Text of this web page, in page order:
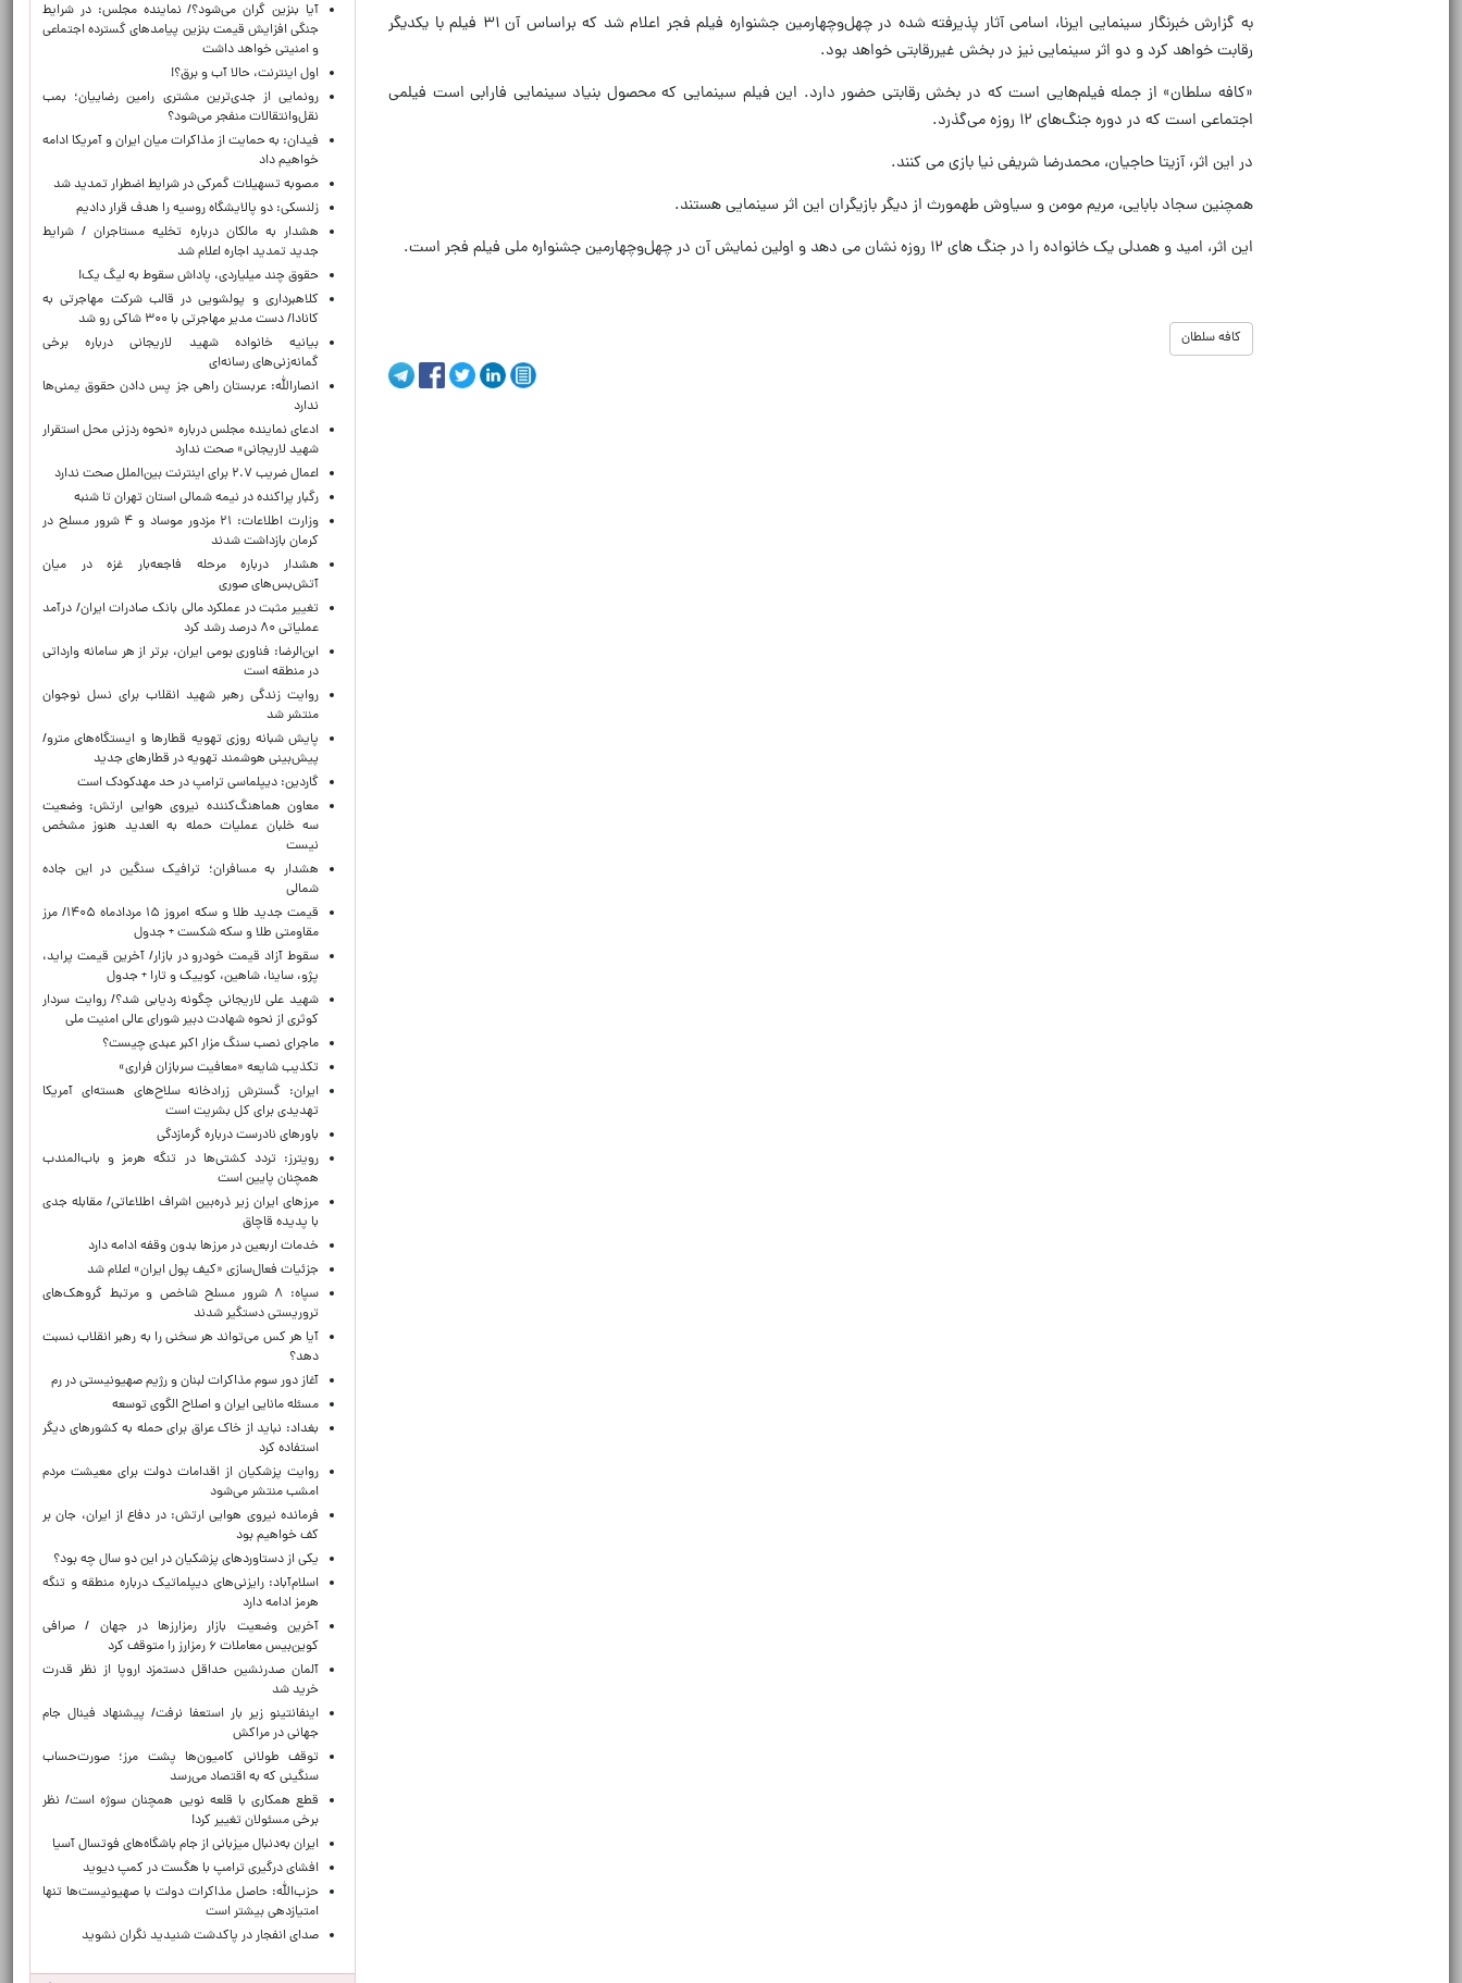
به گزارش خبرنگار سینمایی ایرنا، اسامی آثار پذیرفته شده در چهل‌وچهارمین جشنواره فیلم فجر اعلام شد که براساس آن ۳۱ فیلم با یکدیگر
رقابت خواهد کرد و دو اثر سینمایی نیز در بخش غیررقابتی خواهد بود.
«کافه سلطان» از جمله فیلم‌هایی است که در بخش رقابتی حضور دارد. این فیلم سینمایی که محصول بنیاد سینمایی فارابی است فیلمی
اجتماعی است که در دوره جنگ‌های ۱۲ روزه می‌گذرد.
در این اثر، آزیتا حاجیان، محمدرضا شریفی نیا بازی می کنند.
همچنین سجاد بابایی، مریم مومن و سیاوش طهمورث از دیگر بازیگران این اثر سینمایی هستند.
این اثر، امید و همدلی یک خانواده را در جنگ های ۱۲ روزه نشان می دهد و اولین نمایش آن در چهل‌وچهارمین جشنواره ملی فیلم فجر است.
کافه سلطان
آیا بنزین گران می‌شود؟/ نماینده مجلس: در شرایط
جنگی افزایش قیمت بنزین پیامدهای گسترده اجتماعی
و امنیتی خواهد داشت
اول اینترنت، حالا آب و برق؟!
رونمایی از جدی‌ترین مشتری رامین رضاییان؛ بمب
نقل‌وانتقالات منفجر می‌شود؟
فیدان: به حمایت از مذاکرات میان ایران و آمریکا ادامه
خواهیم داد
مصوبه تسهیلات گمرکی در شرایط اضطرار تمدید شد
زلنسکی: دو پالایشگاه روسیه را هدف قرار دادیم
هشدار به مالکان درباره تخلیه مستاجران / شرایط
جدید تمدید اجاره اعلام شد
حقوق چند میلیاردی، پاداش سقوط به لیگ یک!
کلاهبرداری و پولشویی در قالب شرکت مهاجرتی به
کانادا/ دست مدیر مهاجرتی با ۳۰۰ شاکی رو شد
بیانیه خانواده شهید لاریجانی درباره برخی
گمانه‌زنی‌های رسانه‌ای
انصارالله: عربستان راهی جز پس دادن حقوق یمنی‌ها
ندارد
ادعای نماینده مجلس درباره «نحوه ردزنی محل استقرار
شهید لاریجانی» صحت ندارد
اعمال ضریب ۲.۷ برای اینترنت بین‌الملل صحت ندارد
رگبار پراکنده در نیمه شمالی استان تهران تا شنبه
وزارت اطلاعات: ۲۱ مزدور موساد و ۴ شرور مسلح در
کرمان بازداشت شدند
هشدار درباره مرحله فاجعه‌بار غزه در میان
آتش‌بس‌های صوری
تغییر مثبت در عملکرد مالی بانک صادرات ایران/ درآمد
عملیاتی ۸۰ درصد رشد کرد
ابن‌الرضا: فناوری بومی ایران، برتر از هر سامانه وارداتی
در منطقه است
روایت زندگی رهبر شهید انقلاب برای نسل نوجوان
منتشر شد
پایش شبانه روزی تهویه قطارها و ایستگاه‌های مترو/
پیش‌بینی هوشمند تهویه در قطارهای جدید
گاردین: دیپلماسی ترامپ در حد مهدکودک است
معاون هماهنگ‌کننده نیروی هوایی ارتش: وضعیت
سه خلبان عملیات حمله به العدید هنوز مشخص
نیست
هشدار به مسافران؛ ترافیک سنگین در این جاده
شمالی
قیمت جدید طلا و سکه امروز ۱۵ مردادماه ۱۴۰۵/ مرز
مقاومتی طلا و سکه شکست + جدول
سقوط آزاد قیمت خودرو در بازار/ آخرین قیمت پراید،
پژو، ساینا، شاهین، کوییک و تارا + جدول
شهید علی لاریجانی چگونه ردیابی شد؟/ روایت سردار
کوثری از نحوه شهادت دبیر شورای عالی امنیت ملی
ماجرای نصب سنگ مزار اکبر عبدی چیست؟
تکذیب شایعه «معافیت سربازان فراری»
ایران: گسترش زرادخانه سلاح‌های هسته‌ای آمریکا
تهدیدی برای کل بشریت است
باورهای نادرست درباره گرمازدگی
رویترز: تردد کشتی‌ها در تنگه هرمز و باب‌المندب
همچنان پایین است
مرزهای ایران زیر ذره‌بین اشراف اطلاعاتی/ مقابله جدی
با پدیده قاچاق
خدمات اربعین در مرزها بدون وقفه ادامه دارد
جزئیات فعال‌سازی «کیف پول ایران» اعلام شد
سپاه: ۸ شرور مسلح شاخص و مرتبط گروهک‌های
تروریستی دستگیر شدند
آیا هر کس می‌تواند هر سخنی را به رهبر انقلاب نسبت
دهد؟
آغاز دور سوم مذاکرات لبنان و رژیم صهیونیستی در رم
مسئله مانایی ایران و اصلاح الگوی توسعه
بغداد: نباید از خاک عراق برای حمله به کشورهای دیگر
استفاده کرد
روایت پزشکیان از اقدامات دولت برای معیشت مردم
امشب منتشر می‌شود
فرمانده نیروی هوایی ارتش: در دفاع از ایران، جان بر
کف خواهیم بود
یکی از دستاوردهای پزشکیان در این دو سال چه بود؟
اسلام‌آباد: رایزنی‌های دیپلماتیک درباره منطقه و تنگه
هرمز ادامه دارد
آخرین وضعیت بازار رمزارزها در جهان / صرافی
کوین‌بیس معاملات ۶ رمزارز را متوقف کرد
آلمان صدرنشین حداقل دستمزد اروپا از نظر قدرت
خرید شد
اینفانتینو زیر بار استعفا نرفت/ پیشنهاد فینال جام
جهانی در مراکش
توقف طولانی کامیون‌ها پشت مرز؛ صورت‌حساب
سنگینی که به اقتصاد می‌رسد
قطع همکاری با قلعه نویی همچنان سوژه است/ نظر
برخی مسئولان تغییر کرد!
ایران به‌دنبال میزبانی از جام باشگاه‌های فوتسال آسیا
افشای درگیری ترامپ با هگست در کمپ دیوید
حزب‌الله: حاصل مذاکرات دولت با صهیونیست‌ها تنها
امتیازدهی‌ بیشتر است
صدای انفجار در پاکدشت شنیدید نگران نشوید